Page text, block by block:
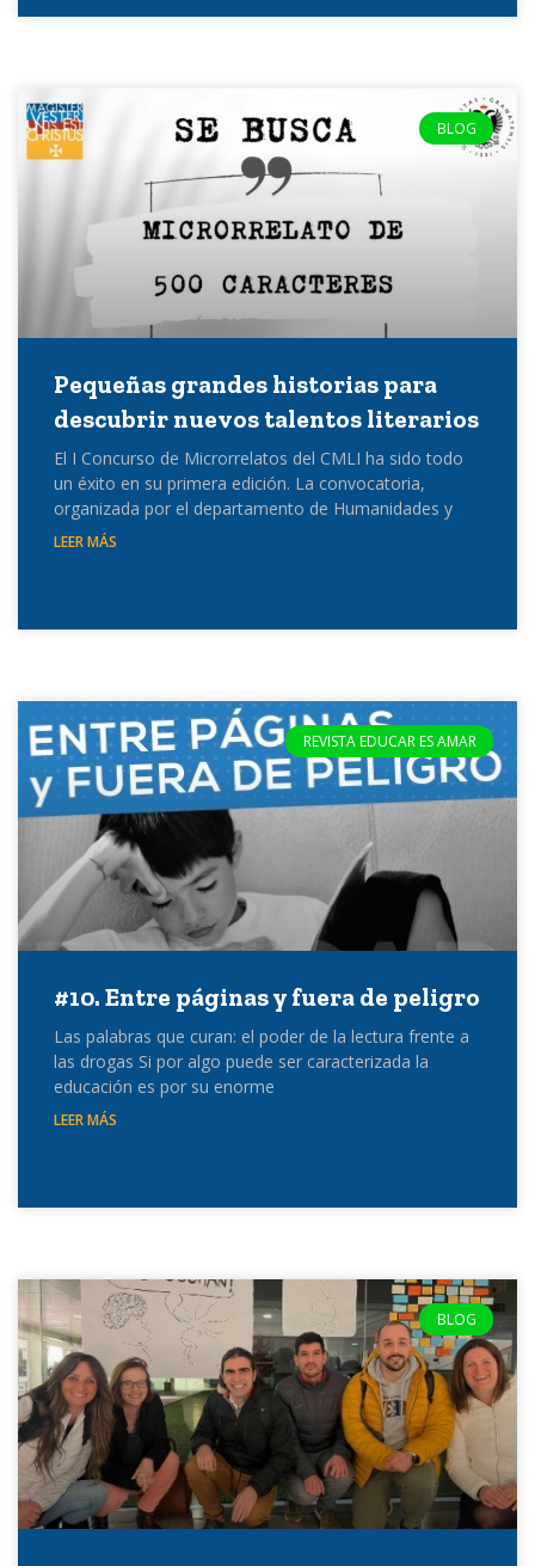
BLOG
Pequeñas grandes historias para
descubrir nuevos talentos literarios
El I Concurso de Microrrelatos del CMLI ha sido todo
un éxito en su primera edición. La convocatoria,
organizada por el departamento de Humanidades y
LEER MÁS
REVISTA EDUCAR ES AMAR
#10. Entre páginas y fuera de peligro
Las palabras que curan: el poder de la lectura frente a
las drogas Si por algo puede ser caracterizada la
educación es por su enorme
LEER MÁS
BLOG